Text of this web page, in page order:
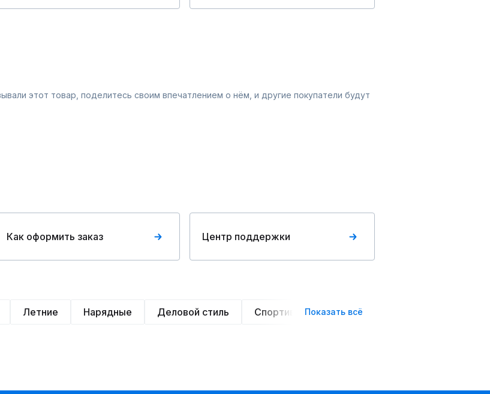
этот товар, поделитесь своим впечатлением о нём, и другие покупатели будут
Как оформить заказ Центр поддержки
Летние Нарядные Деловой стиль Спортивные Оверсайз
Показать всё